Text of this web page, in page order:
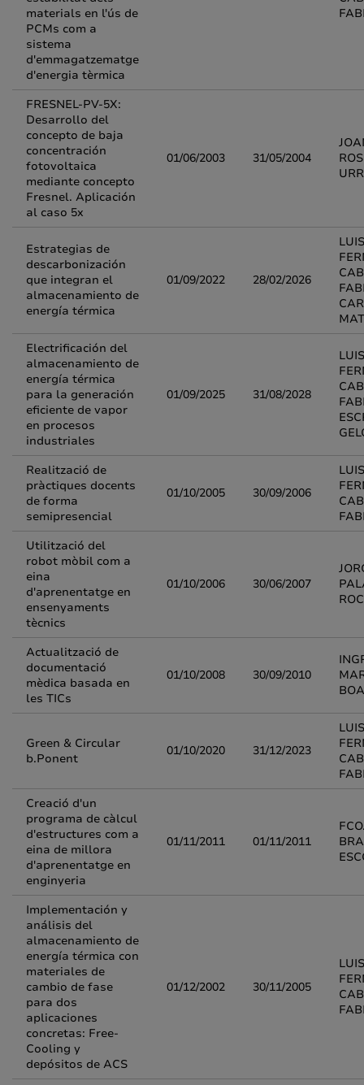
materials en l'ús de
PCMs com a
sistema
d'emmagatzematge
d'energia tèrmica
FRESNEL-PV-5X:
Desarrollo del
concepto de baja
concentración
fotovoltaica
mediante concepto
Fresnel. Aplicación
al caso 5x
01/06/2003 31/05/2004
Estrategias de
descarbonización
que integran el
almacenamiento de
energía térmica
01/09/2022 28/02/2026
Electrificación del
almacenamiento de
energía térmica
para la generación
eficiente de vapor
en procesos
industriales
01/09/2025 31/08/2028
Realització de
pràctiques docents
de forma
semipresencial
01/10/2005 30/09/2006
Utilització del
robot mòbil com a
eina
d'aprenentatge en
ensenyaments
tècnics
01/10/2006 30/06/2007
Actualització de
documentació
mèdica basada en
les TICs
01/10/2008 30/09/2010
Green & Circular
b.Ponent
01/10/2020 31/12/2023
Creació d'un
programa de càlcul
d'estructures com a
eina de millora
d'aprenentatge en
enginyeria
01/11/2011 01/11/2011
Implementación y
análisis del
almacenamiento de
energía térmica con
materiales de
cambio de fase
para dos
aplicaciones
concretas: Free-
Cooling y
depósitos de ACS
01/12/2002 30/11/2005